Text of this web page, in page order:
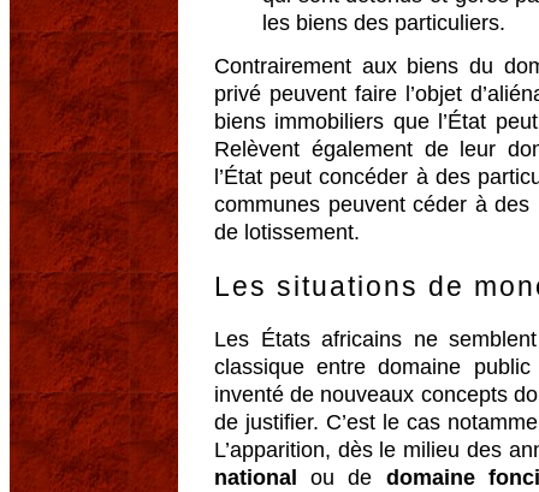
les biens des particuliers.
Contrairement aux biens du
privé peuvent faire l’objet
biens immobiliers que l’État
Relèvent également de leur
l’État peut concéder à des
communes peuvent céder à
de lotissement.
Les situations de
Les États africains ne
classique entre domaine
inventé de nouveaux concepts
de justifier. C’est le cas
L’apparition, dès le milieu des
national
ou de domaine